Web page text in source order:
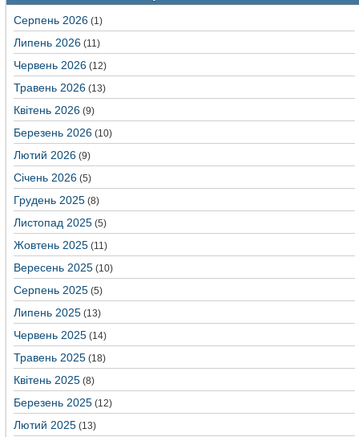
Серпень 2026 (1)
Липень 2026 (11)
Червень 2026 (12)
Травень 2026 (13)
Квітень 2026 (9)
Березень 2026 (10)
Лютий 2026 (9)
Січень 2026 (5)
Грудень 2025 (8)
Листопад 2025 (5)
Жовтень 2025 (11)
Вересень 2025 (10)
Серпень 2025 (5)
Липень 2025 (13)
Червень 2025 (14)
Травень 2025 (18)
Квітень 2025 (8)
Березень 2025 (12)
Лютий 2025 (13)